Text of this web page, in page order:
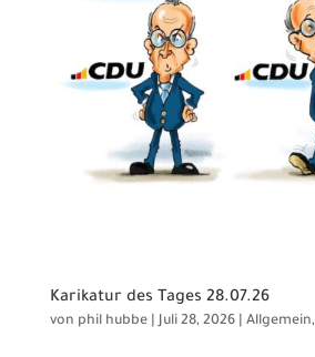
Karikatur des Tages 28.07.26
von phil hubbe| Juli 28, 2026| Allgemein,